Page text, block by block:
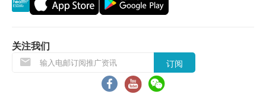
关注我们
订阅